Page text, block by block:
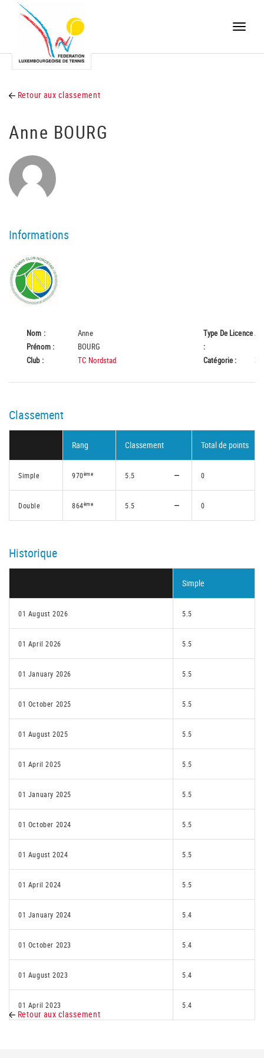
Toggle
Retour aux classement
Anne BOURG
Informations
Nom :
Anne
Prénom :
BOURG
Club :
TC Nordstad
Type De Licence
:
A
Catégorie :
Classement
Rang Classement Total de points
Simple 970ème 5.5 0
Double 864ème 5.5 0
Historique
Simple
01 August 2026 5.5
01 April 2026 5.5
01 January 2026 5.5
01 October 2025 5.5
01 August 2025 5.5
01 April 2025 5.5
01 January 2025 5.5
01 October 2024 5.5
01 August 2024 5.5
01 April 2024 5.5
01 January 2024 5.4
01 October 2023 5.4
01 August 2023 5.4
01 April 2023 5.4
Retour aux classement